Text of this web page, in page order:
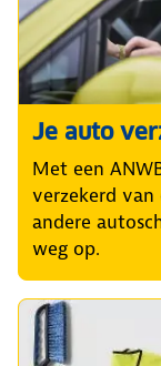
Je auto
Met een
verzekerd
andere
weg op.